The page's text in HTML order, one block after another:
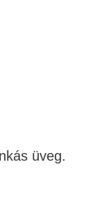
üveg.